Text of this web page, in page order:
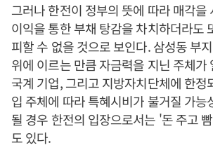
그러나 한전이 정부의 뜻에 따라 매각을
이익을 통한 부채 탕감을 차치하더라도
피할 수 없을 것으로 보인다. 삼성동 부
위에 이르는 만큼 자금력을 지닌 주체가
국계 기업, 그리고 지방자치단체에 한정
입 주체에 따라 특혜시비가 불거질 가능
될 경우 한전의 입장으로서는 '돈 주고
도 있다.